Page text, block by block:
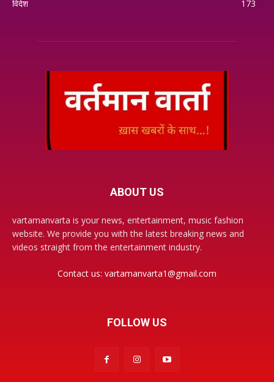
विदेश
173
ABOUT US
vartamanvarta is your news, entertainment, music fashion
website. We provide you with the latest breaking news and
videos straight from the entertainment industry.
Contact us: vartamanvarta1@gmail.com
FOLLOW US